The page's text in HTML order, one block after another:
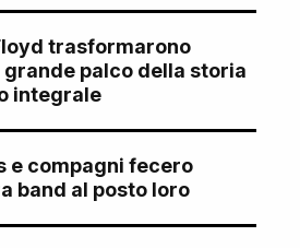
trasformarono
grande palco della storia
integrale
e compagni fecero
band al posto loro